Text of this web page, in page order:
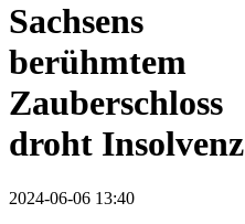
Sachsens
berühmtem
Zauberschloss
droht Insolvenz
2024-06-06 13:40